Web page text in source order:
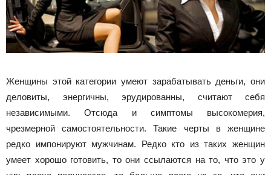
Женщины этой категории умеют зарабатывать деньги, они
деловиты, энергичны, эрудированны, считают себя
независимыми. Отсюда и симптомы высокомерия,
чрезмерной самостоятельности. Такие черты в женщине
редко импонируют мужчинам. Редко кто из таких женщин
умеет хорошо готовить, то они ссылаются на то, что это у